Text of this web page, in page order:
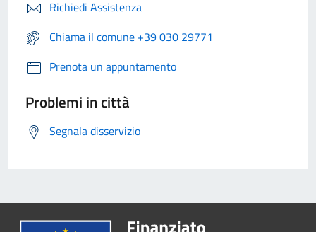
Richiedi Assistenza
Chiama il comune +39 030 29771
Prenota un appuntamento
Problemi in città
Segnala disservizio